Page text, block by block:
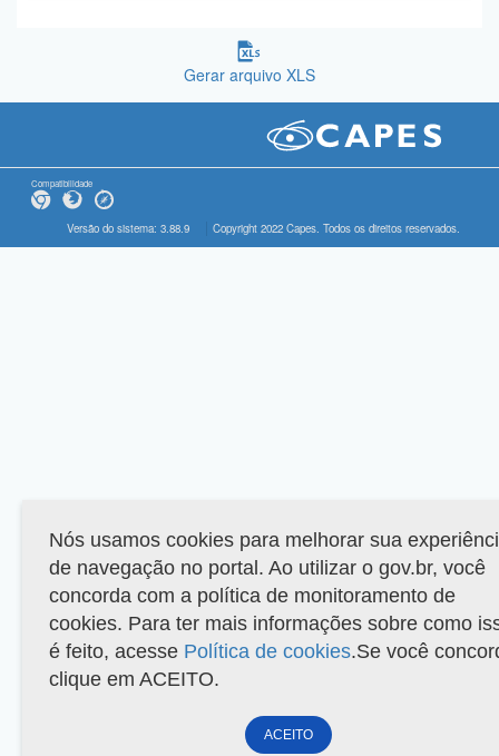
Gerar arquivo XLS
Compatibilidade
Versão do sistema: 3.88.9 Copyright 2022 Capes. Todos os direitos reservados.
Nós usamos cookies para melhorar sua
de navegação no portal. Ao utilizar o gov.br, você
concorda com a política de monitoramento de
cookies. Para ter mais informações sobre como
é feito, acesse Política de cookies.Se você
clique em ACEITO.
ACEITO